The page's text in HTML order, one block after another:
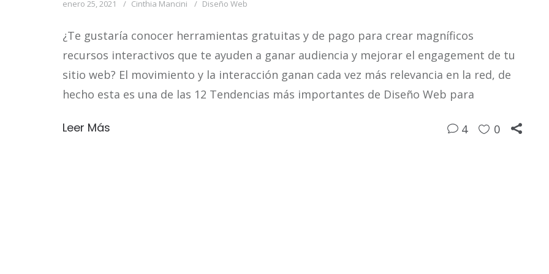
enero 25, 2021 Cinthia Mancini Diseño Web
¿Te gustaría conocer herramientas gratuitas y de pago para crear magníficos
recursos interactivos que te ayuden a ganar audiencia y mejorar el engagement de tu
sitio web? El movimiento y la interacción ganan cada vez más relevancia en la red, de
hecho esta es una de las 12 Tendencias más importantes de Diseño Web para
Leer Más 4 0